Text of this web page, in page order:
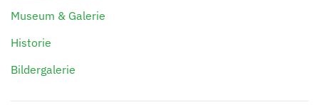
Museum & Galerie
Historie
Bildergalerie